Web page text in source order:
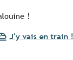
!
J'y vais en train !